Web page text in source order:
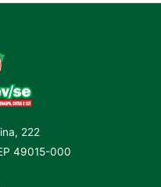
222
49015-000